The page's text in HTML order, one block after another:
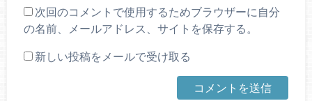
次回のコメントで使用するためブラウザーに自分
の名前、メールアドレス、サイトを保存する。
新しい投稿をメールで受け取る